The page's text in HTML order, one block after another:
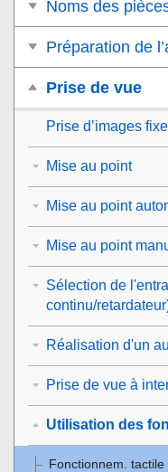
Noms des
Préparation de
Prise de vue
Prise d’images
Mise au point
Mise au point
Mise au point
Sélection de
continu/
Réalisation d'un
Prise de vue à
Utilisation des
Fonctionnem. tactile